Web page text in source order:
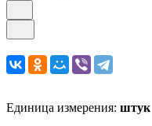
Единица измерения: штук